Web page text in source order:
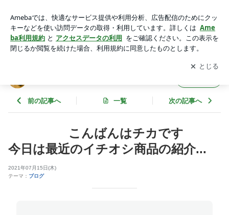
品の紹介... | 美容室 brincar-プリンカール-
アプリをダウンロードして ブログの更新通知
を受け取りまし
ょう。
開く
前の記事へ 一覧 次の記事へ
⠀ ⠀ ⠀ ⠀ ⠀こんばんはチカです︎⠀ ⠀ ⠀
今日は最近のイチオシ商品の紹介...
2021年07月15日(木)
テーマ： ブログ